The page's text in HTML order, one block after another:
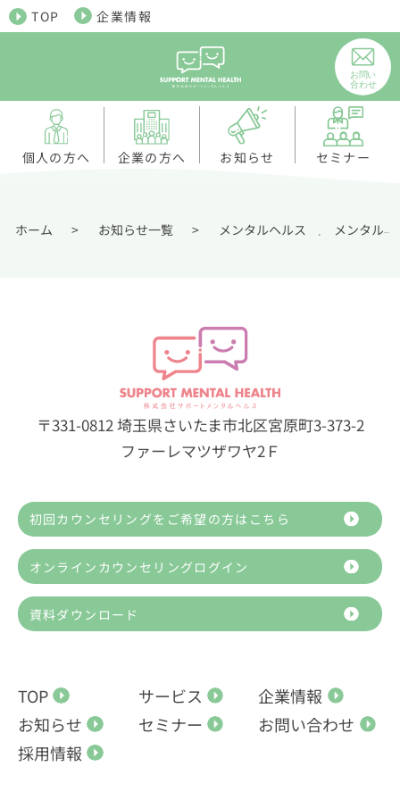
TOP 企業情報
個人の方へ 企業の方へ お知らせ セミナー
ホーム > お知らせ一覧 > メンタルヘルス , メンタル不調・精神疾患解説
〒331-0812 埼玉県さいたま市北区宮原町3-373-2
ファーレマツザワヤ2Ｆ
初回カウンセリングをご希望の方はこちら
オンラインカウンセリングログイン
資料ダウンロード
TOP サービス
企業情報
お知らせ
セミナー
お問い合わせ
採用情報